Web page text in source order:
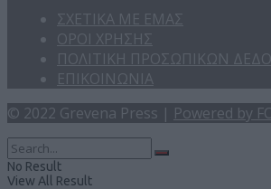
ΣΧΕΤΙΚΑ ΜΕ ΕΜΑΣ
ΟΡΟΙ ΧΡΗΣΗΣ
ΠΟΛΙΤΙΚΗ ΠΡΟΣΩΠΙΚΩΝ
ΕΠΙΚΟΙΝΩΝΙΑ
© 2022 Grevena Press | Powered by
No Result
View All Result